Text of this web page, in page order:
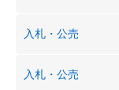
入札・公売
入札・公売